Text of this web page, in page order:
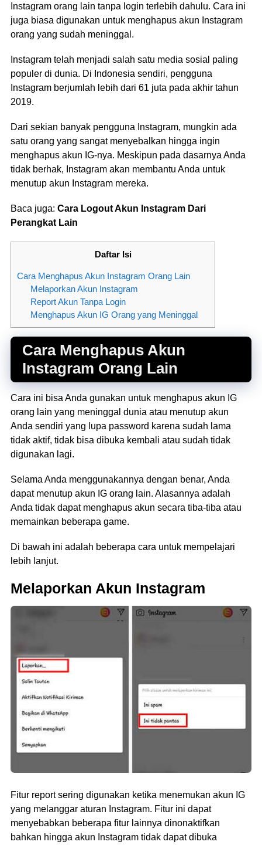
Instagram orang lain tanpa login terlebih dahulu. Cara ini
juga biasa digunakan untuk menghapus akun Instagram
orang yang sudah meninggal.
Instagram telah menjadi salah satu media sosial paling
populer di dunia. Di Indonesia sendiri, pengguna
Instagram berjumlah lebih dari 61 juta pada akhir tahun
2019.
Dari sekian banyak pengguna Instagram, mungkin ada
satu orang yang sangat menyebalkan hingga ingin
menghapus akun IG-nya. Meskipun pada dasarnya Anda
tidak berhak, Instagram akan membantu Anda untuk
menutup akun Instagram mereka.
Baca juga: Cara Logout Akun Instagram Dari
Perangkat Lain
Daftar Isi
Cara Menghapus Akun Instagram Orang Lain
Melaporkan Akun Instagram
Report Akun Tanpa Login
Menghapus Akun IG Orang yang Meninggal
Cara Menghapus Akun
Instagram Orang Lain
Cara ini bisa Anda gunakan untuk menghapus akun IG
orang lain yang meninggal dunia atau menutup akun
Anda sendiri yang lupa password karena sudah lama
tidak aktif, tidak bisa dibuka kembali atau sudah tidak
digunakan lagi.
Selama Anda menggunakannya dengan benar, Anda
dapat menutup akun IG orang lain. Alasannya adalah
Anda tidak dapat menghapus akun secara tiba-tiba atau
memainkan beberapa game.
Di bawah ini adalah beberapa cara untuk mempelajari
lebih lanjut.
Melaporkan Akun Instagram
Fitur report sering digunakan ketika menemukan akun IG
yang melanggar aturan Instagram. Fitur ini dapat
menyebabkan beberapa fitur lainnya dinonaktifkan
bahkan hingga akun Instagram tidak dapat dibuka